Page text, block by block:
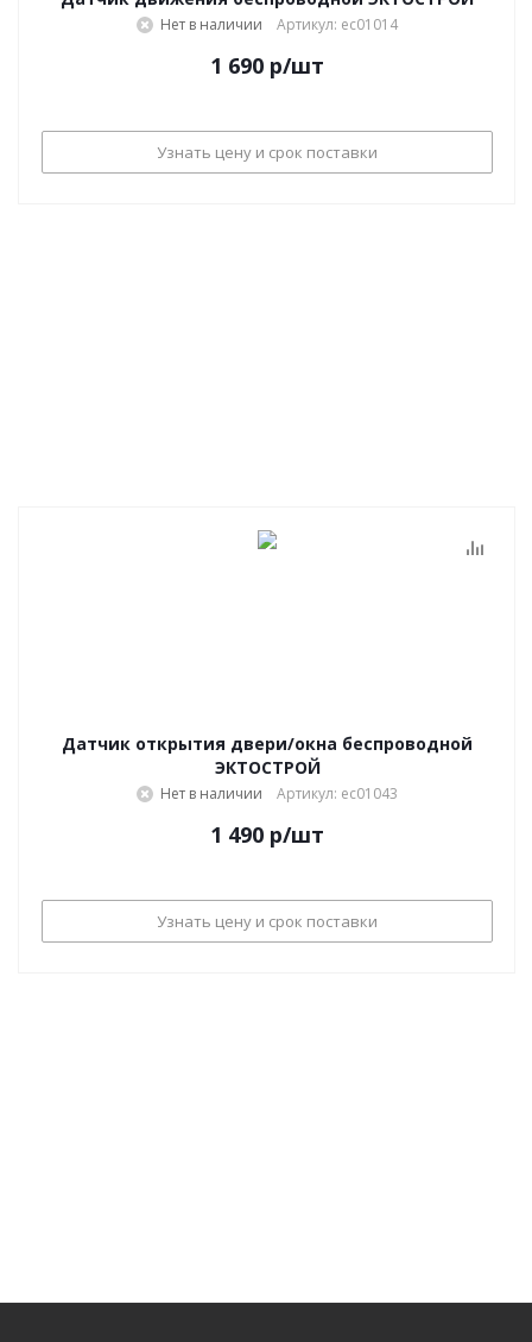
Нет в наличии Артикул: ec01014
1 690 р/шт
Узнать цену и срок поставки
Датчик открытия двери/окна беспроводной
ЭКТОСТРОЙ
Нет в наличии Артикул: ec01043
1 490 р/шт
Узнать цену и срок поставки